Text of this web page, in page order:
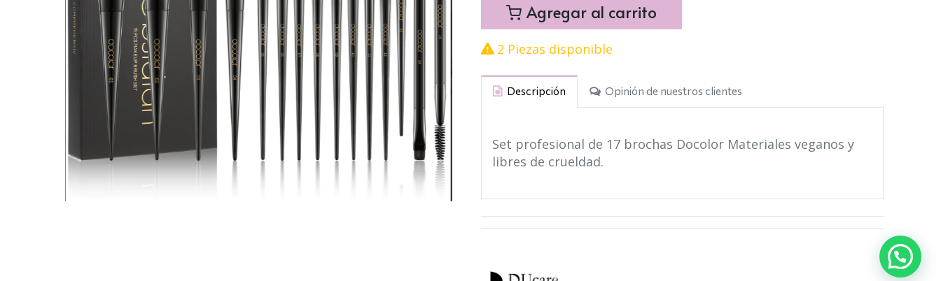
Agregar al carrito
2 Piezas disponible
Descripción Opinión de nuestros clientes
Set profesional de 17 brochas Docolor Materiales veganos y
libres de crueldad.